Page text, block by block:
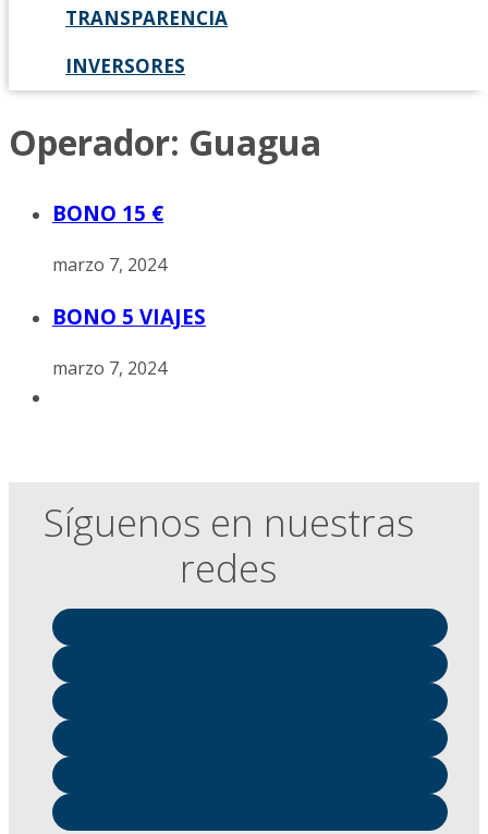
TRANSPARENCIA
INVERSORES
Operador: Guagua
BONO 15 €
marzo 7, 2024
BONO 5 VIAJES
marzo 7, 2024
Síguenos en nuestras
redes